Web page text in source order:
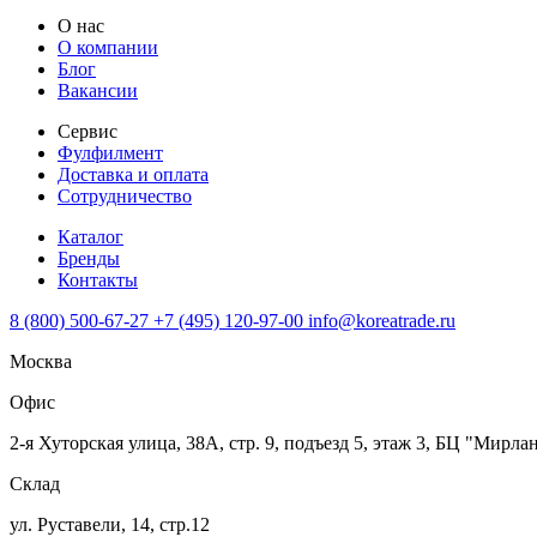
О нас
О компании
Блог
Вакансии
Сервис
Фулфилмент
Доставка и оплата
Сотрудничество
Каталог
Бренды
Контакты
8 (800) 500-67-27 +7 (495) 120-97-00 info@koreatrade.ru
Москва
Офис
2-я Хуторская улица, 38А, стр. 9, подъезд 5, этаж 3, БЦ
Склад
ул. Руставели, 14, стр.12